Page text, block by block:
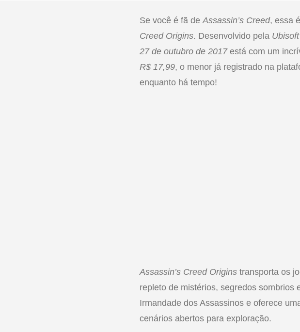
Se você é fã deAssassin’s Creed, essa
Creed Origins. Desenvolvido pela
27 de outubro de 2017está com um
R$ 17,99, o menor já registrado na
enquanto há tempo!
Assassin’s Creed Origins transporta os
repleto de mistérios, segredos sombrios
Irmandade dos Assassinos e oferece
cenários abertos para exploração.